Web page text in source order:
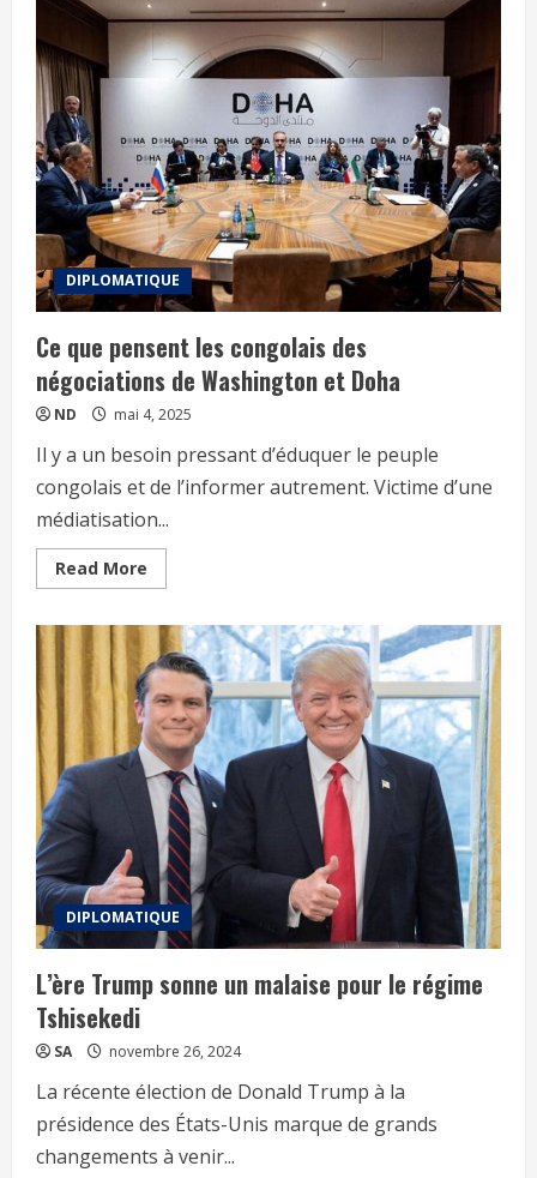
DIPLOMATIQUE
Ce que pensent les congolais des
négociations de Washington et Doha
ND mai 4, 2025
Il y a un besoin pressant d’éduquer le peuple
congolais et de l’informer autrement. Victime d’une
médiatisation...
Read More
DIPLOMATIQUE
L’ère Trump sonne un malaise pour le régime
Tshisekedi
SA novembre 26, 2024
La récente élection de Donald Trump à la
présidence des États-Unis marque de grands
changements à venir...